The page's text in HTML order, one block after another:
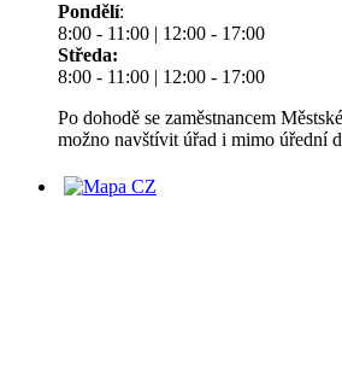
Pondělí:
8:00 - 11:00 | 12:00 - 17:00
Středa:
8:00 - 11:00 | 12:00 - 17:00
Po dohodě se zaměstnancem
možno navštívit úřad i mimo úřední